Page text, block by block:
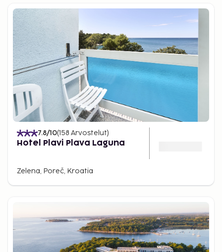
7.8/10(158 Arvostelut)
Hotel Plavi Plava Laguna
Zelena, Poreč, Kroatia